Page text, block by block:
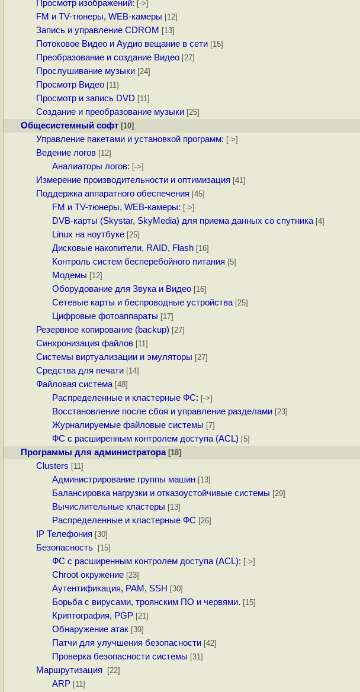
Просмотр изображений: [->]
FM и TV-тюнеры, WEB-камеры [12]
Запись и управление CDROM [13]
Потоковое Видео и Аудио вещание в сети [15]
Преобразование и создание Видео [27]
Прослушивание музыки [24]
Просмотр Видео [11]
Просмотр и запись DVD [11]
Создание и преобразование музыки [25]
Общесистемный софт [10]
Управление пакетами и установкой программ: [->]
Ведение логов [12]
Аналиаторы логов: [->]
Измерение производительности и оптимизация [41]
Поддержка аппаратного обеспечения [45]
FM и TV-тюнеры, WEB-камеры: [->]
DVB-карты (Skystar, SkyMedia) для приема данных со спутника [4]
Linux на ноутбуке [25]
Дисковые накопители, RAID, Flash [16]
Контроль систем бесперебойного питания [5]
Модемы [12]
Оборудование для Звука и Видео [16]
Сетевые карты и беспроводные устройства [25]
Цифровые фотоаппараты [17]
Резервное копирование (backup) [27]
Синхронизация файлов [11]
Системы виртуализации и эмуляторы [27]
Средства для печати [14]
Файловая система [48]
Распределенные и кластерные ФС: [->]
Восстановление после сбоя и управление разделами [23]
Журналируемые файловые системы [7]
ФС с расширенным контролем доступа (ACL) [5]
Программы для администратора [18]
Clusters [11]
Администрирование группы машин [13]
Балансировка нагрузки и отказоустойчивые системы [29]
Вычислительные кластеры [13]
Распределенные и кластерные ФС [26]
IP Телефония [30]
Безопасность [15]
ФС с расширенным контролем доступа (ACL): [->]
Chroot окружение [23]
Аутентификация, PAM, SSH [30]
Борьба с вирусами, троянским ПО и червями. [15]
Криптография, PGP [21]
Обнаружение атак [39]
Патчи для улучшения безопасности [42]
Проверка безопасности системы [31]
Маршрутизация [22]
ARP [11]